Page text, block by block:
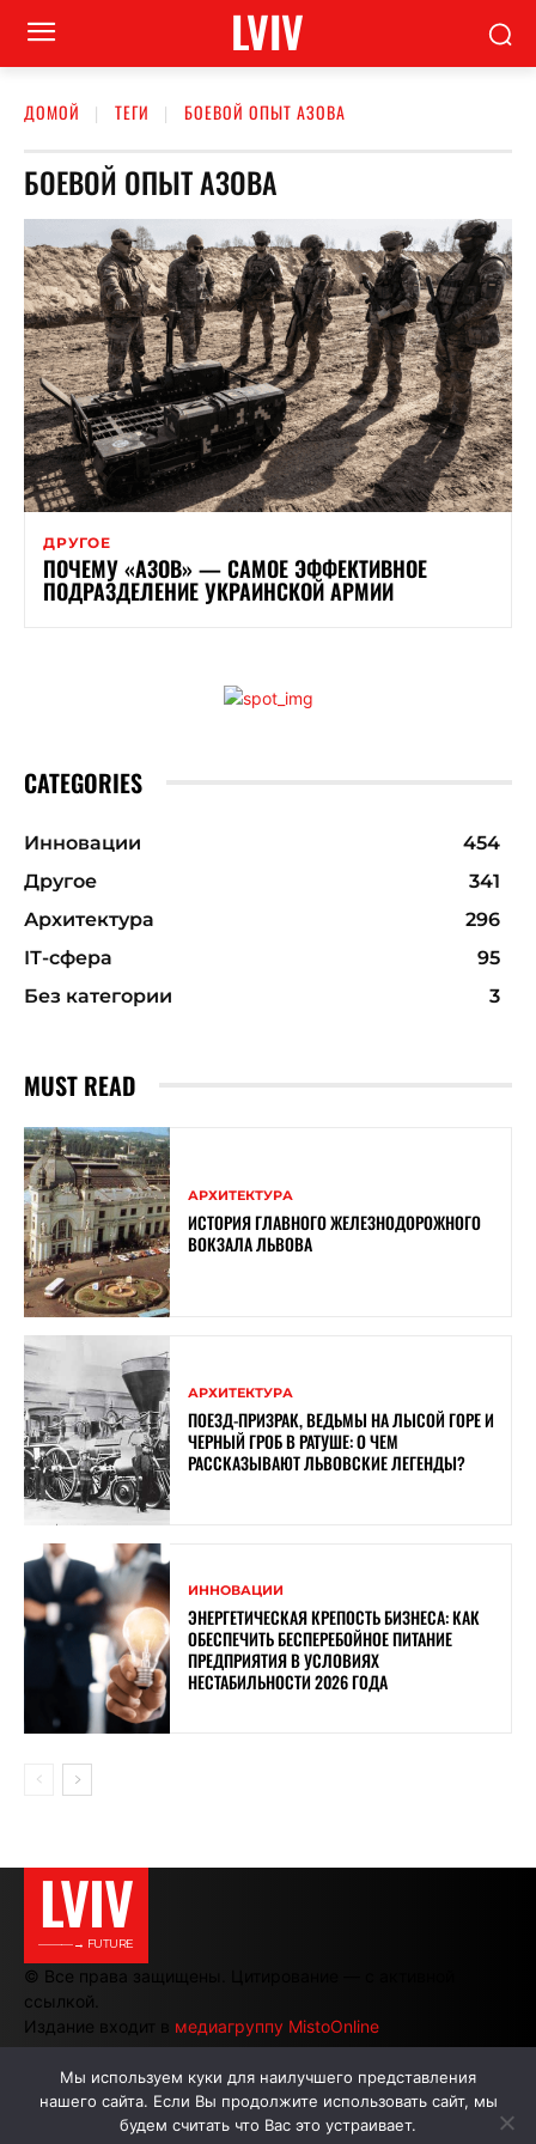
LVIV
ДОМОЙ ТЕГИ БОЕВОЙ ОПЫТ АЗОВА
БОЕВОЙ ОПЫТ АЗОВА
ДРУГОЕ
ПОЧЕМУ «АЗОВ» — САМОЕ ЭФФЕКТИВНОЕ
ПОДРАЗДЕЛЕНИЕ УКРАИНСКОЙ АРМИИ
CATEGORIES
Инновации
454
Другое
341
Архитектура
296
ІТ-сфера
95
Без категории
3
MUST READ
АРХИТЕКТУРА
ИСТОРИЯ ГЛАВНОГО ЖЕЛЕЗНОДОРОЖНОГО
ВОКЗАЛА ЛЬВОВА
АРХИТЕКТУРА
ПОЕЗД-ПРИЗРАК, ВЕДЬМЫ НА ЛЫСОЙ ГОРЕ И
ЧЕРНЫЙ ГРОБ В РАТУШЕ: О ЧЕМ
РАССКАЗЫВАЮТ ЛЬВОВСКИЕ ЛЕГЕНДЫ?
ИННОВАЦИИ
ЭНЕРГЕТИЧЕСКАЯ КРЕПОСТЬ БИЗНЕСА: КАК
ОБЕСПЕЧИТЬ БЕСПЕРЕБОЙНОЕ ПИТАНИЕ
ПРЕДПРИЯТИЯ В УСЛОВИЯХ
НЕСТАБИЛЬНОСТИ 2026 ГОДА
LVIV
———→ FUTURE
© Все права защищены. Цитирование — с активной
ссылкой.
Издание входит в медиагруппу MistoOnline
АВТОРЫ РЕКЛАМА НА САЙТЕ
Мы используем куки для наилучшего представления
нашего сайта. Если Вы продолжите использовать сайт, мы
будем считать что Вас это устраивает.